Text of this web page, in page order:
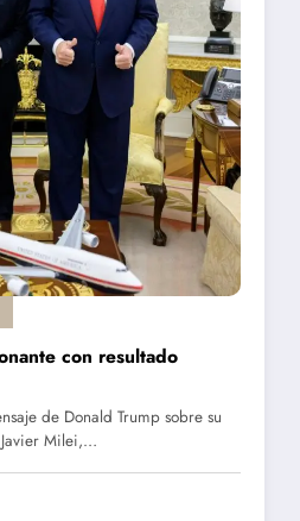
con resultado
de Donald Trump sobre su
Milei,…